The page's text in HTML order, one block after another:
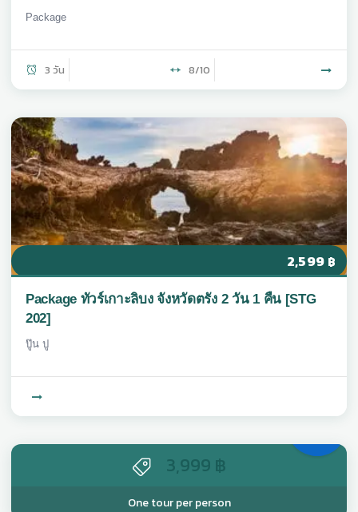
Package
3 วัน 8/10
2,599 ฿
Package ทัวร์เกาะลิบง จังหวัดตรัง 2 วัน 1 คืน [STG
202]
ปู๊น ปู
3,999 ฿
One tour per person
Com
ing